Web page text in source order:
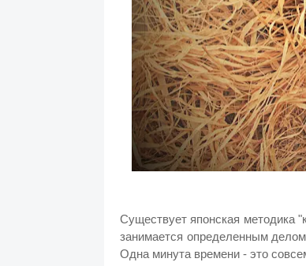
Существует японская методика
занимается определенным
Одна минута времени - это